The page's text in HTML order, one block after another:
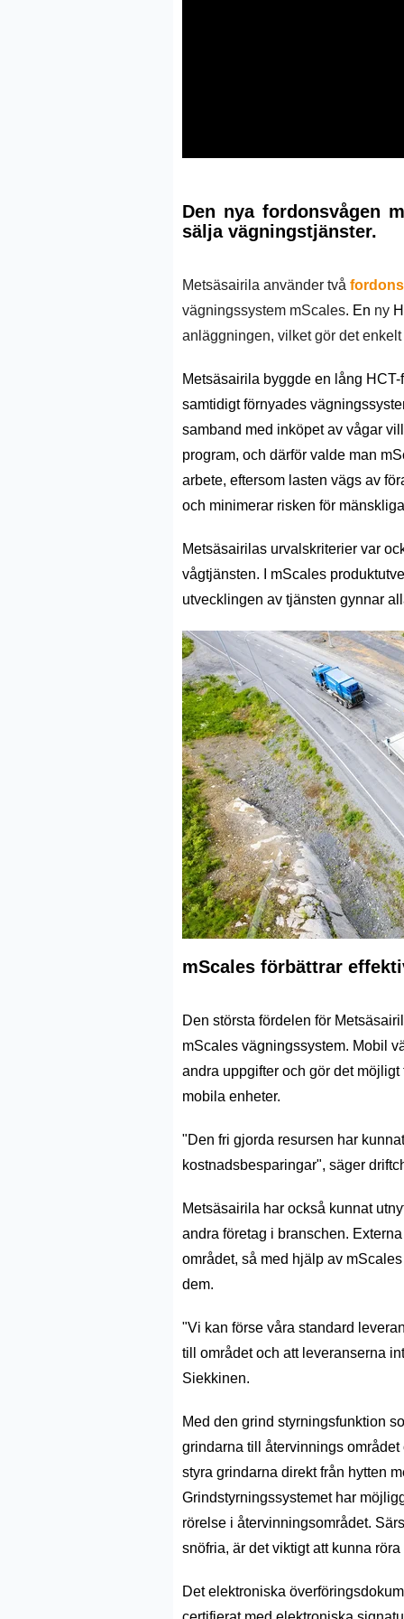
Den nya fordonsvågen
sälja vägningstjänster.
Metsäsairila använder två
vägningssystem mScales. En ny
anläggningen, vilket gör det
Metsäsairila byggde en lång
samtidigt förnyades
samband med inköpet av vågar
program, och därför valde man
arbete, eftersom lasten vägs av
och minimerar risken för
Metsäsairilas urvalskriterier var
vågtjänsten. I mScales
utvecklingen av tjänsten gynnar
mScales förbättrar
Den största fördelen för
mScales vägningssystem. Mobil
andra uppgifter och gör det
mobila enheter.
"Den fri gjorda resursen har
kostnadsbesparingar", säger
Metsäsairila har också kunnat
andra företag i branschen.
området, så med hjälp av
dem.
"Vi kan förse våra standard
till området och att leveranserna
Siekkinen.
Med den grind styrningsfunktion
grindarna till återvinnings
styra grindarna direkt från hytten
Grindstyrningssystemet har
rörelse i återvinningsområdet.
snöfria, är det viktigt att kunna
Detelektroniska